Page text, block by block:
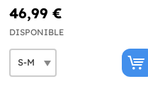
46,99 €
DISPONIBLE